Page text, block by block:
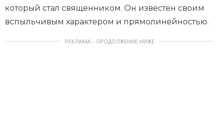
который стал священником. Он известен своим
вспыльчивым характером и прямолинейностью.
РЕКЛАМА – ПРОДОЛЖЕНИЕ НИЖЕ